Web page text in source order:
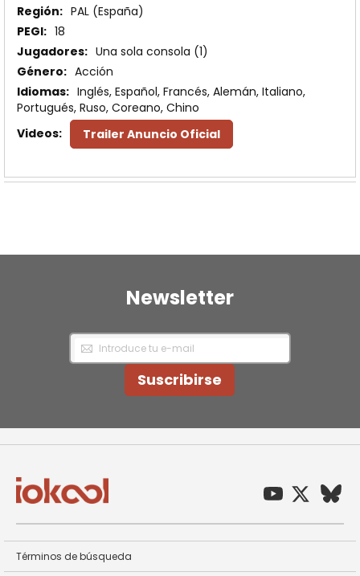
PAL (España)
18
Una sola consola (1)
Acción
Inglés, Español, Francés, Alemán, Italiano,
Portugués, Ruso, Coreano, Chino
Trailer Anuncio Oficial
Newsletter
Inscríbase
nuestro
Suscribirse
Términos de búsqueda